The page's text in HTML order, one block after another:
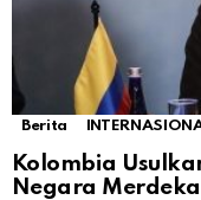
Berita
Kolombia
Negara Merdeka